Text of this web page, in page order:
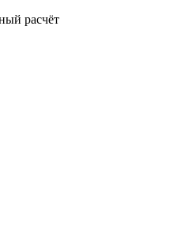
расчёт